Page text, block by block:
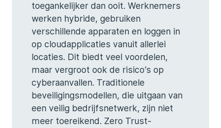
toegankelijker dan ooit. Werknemers
werken hybride, gebruiken
verschillende apparaten en loggen in
op cloudapplicaties vanuit allerlei
locaties. Dit biedt veel voordelen,
maar vergroot ook de risico’s op
cyberaanvallen. Traditionele
beveiligingsmodellen, die uitgaan van
een veilig bedrijfsnetwerk, zijn niet
meer toereikend. Zero Trust-